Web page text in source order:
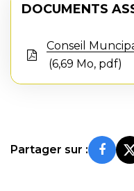
DOCUMENTS
Conseil
6,69 Mo, pdf
Partager sur :